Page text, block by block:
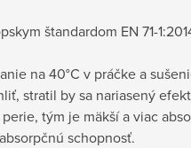
štandardom EN 71-
na 40°C v práčke a
stratil by sa nariasený
tým je mäkší a viac
schopnosť.